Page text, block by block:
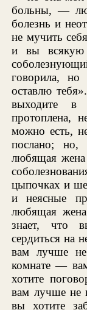
больны, —
болезнь и
не мучить
и вы всякую
говорила,
оставлю
выходите в
протоплена,
можно есть,
послано; но,
любящая
цыпочках и
и неясные
любящая
знает, что
сердиться на
вам лучше
комнате —
хотите
вам лучше не
вы хотите